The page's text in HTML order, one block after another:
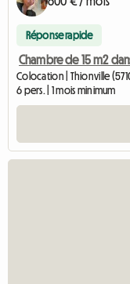
Réponse rapide
Chambre de 15 m2
Colocation | Thionville
6 pers. | 1 mois minimum